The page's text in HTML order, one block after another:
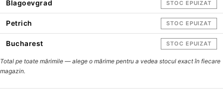
Blagoevgrad STOC EPUIZAT
Petrich STOC EPUIZAT
Bucharest STOC EPUIZAT
Total pe toate mărimile — alege o mărime pentru a vedea stocul exact în fiecare
magazin.